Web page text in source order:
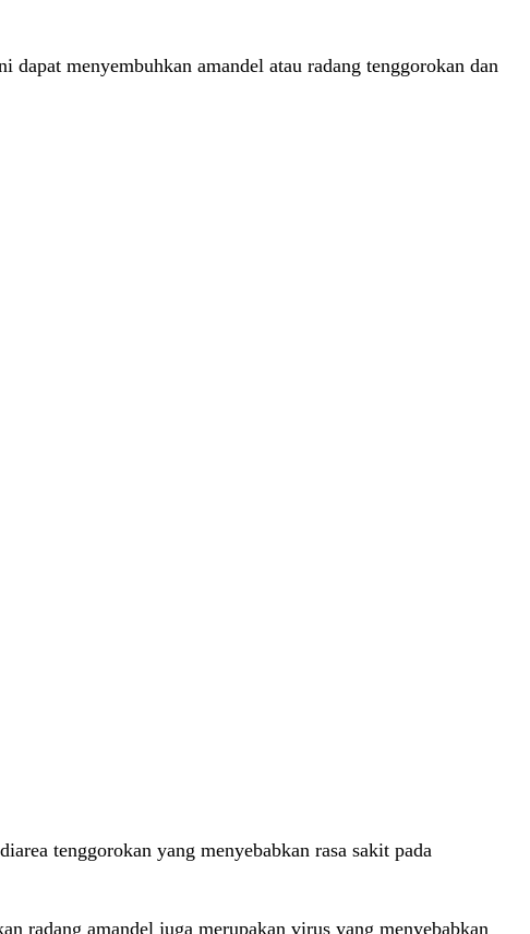
menyembuhkan amandel atau radang tenggorokan dan
tenggorokan yang menyebabkan rasa sakit pada
radang amandel juga merupakan virus yang menyebabkan